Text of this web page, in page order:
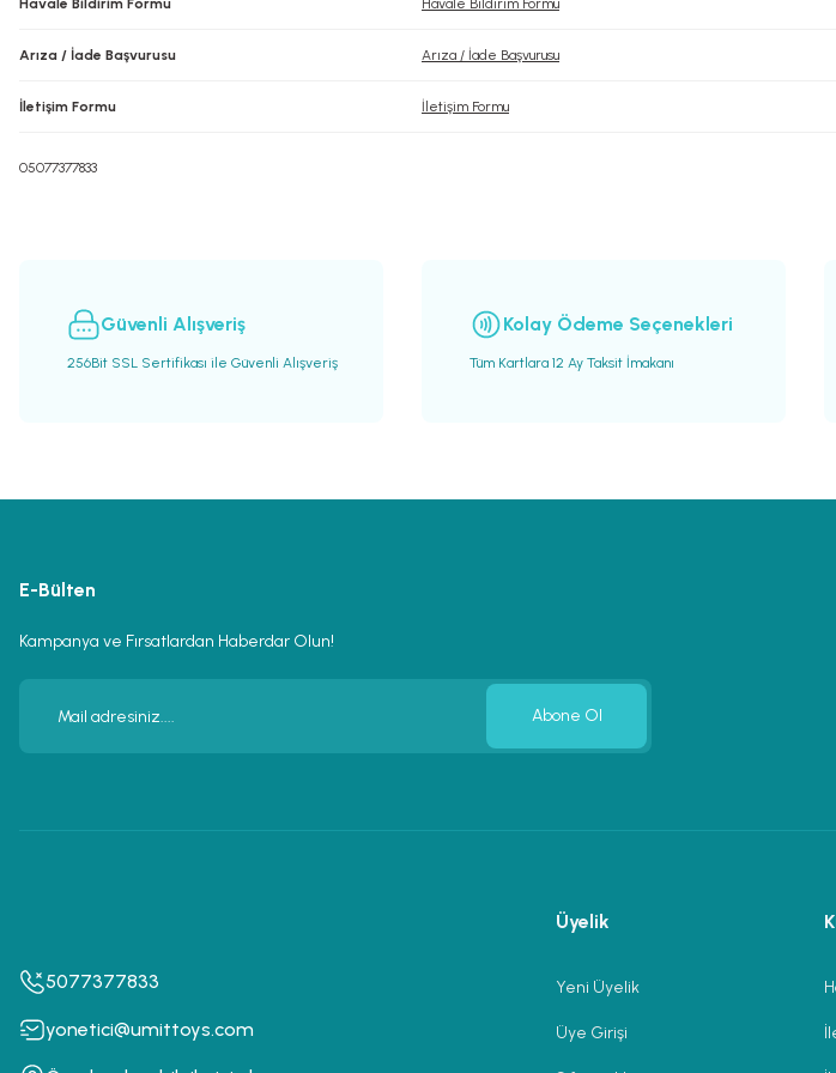
Havale Bildirim Formu Havale Bildirim Formu
Arıza / İade Başvurusu Arıza / İade Başvurusu
İletişim Formu İletişim Formu
05077377833
Güvenli Alışveriş
256Bit SSL Sertifikası ile Güvenli Alışveriş
Kolay Ödeme Seçenekleri
Tüm Kartlara 12 Ay Taksit İmakanı
E-Bülten
Kampanya ve Fırsatlardan Haberdar Olun!
Abone Ol
5077377833
yonetici@umittoys.com
Üyelik
Yeni Üyelik
Üye Girişi